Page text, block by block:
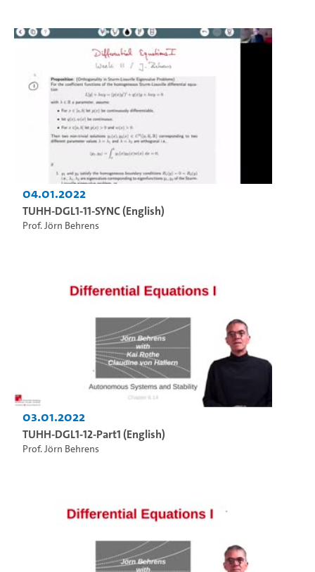
04.01.2022
TUHH-DGL1-11-SYNC (English)
Prof. Jörn Behrens
03.01.2022
TUHH-DGL1-12-Part1 (English)
Prof. Jörn Behrens